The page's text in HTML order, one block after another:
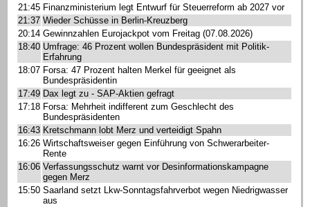
21:45 Finanzministerium legt Entwurf für Steuerreform ab 2027 vor
21:37 Wieder Schüsse in Berlin-Kreuzberg
20:14 Gewinnzahlen Eurojackpot vom Freitag (07.08.2026)
18:40 Umfrage: 46 Prozent wollen Bundespräsident mit Politik-
Erfahrung
18:07 Forsa: 47 Prozent halten Merkel für geeignet als
Bundespräsidentin
17:49 Dax legt zu - SAP-Aktien gefragt
17:18 Forsa: Mehrheit indifferent zum Geschlecht des
Bundespräsidenten
16:43 Kretschmann lobt Merz und verteidigt Spahn
16:26 Wirtschaftsweiser gegen Einführung von Schwerarbeiter-
Rente
16:06 Verfassungsschutz warnt vor Desinformationskampagne
gegen Merz
15:50 Saarland setzt Lkw-Sonntagsfahrverbot wegen Niedrigwasser
aus